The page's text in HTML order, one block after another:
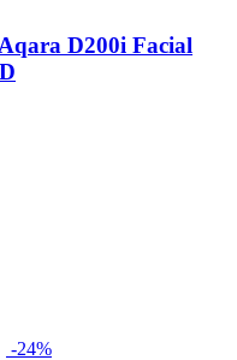
D200i Facial
-24%